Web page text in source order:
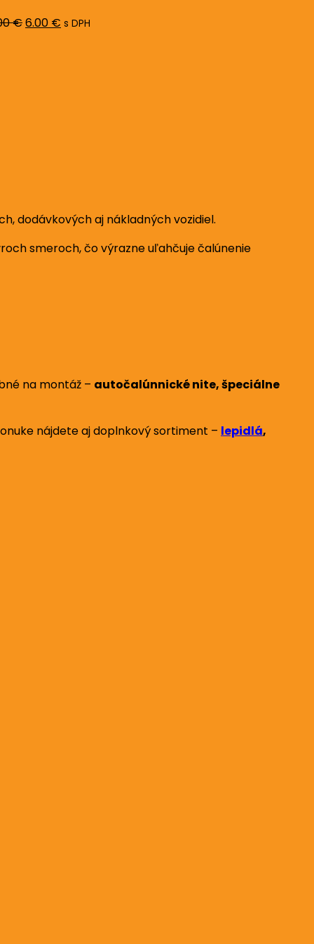
€8.00 €.
6.00 € 6.00 €.
s DPH
dodávkových aj nákladných vozidiel.
smeroch, čo výrazne uľahčuje čalúnenie
na montáž – autočalúnnické nite, špeciálne
nájdete aj doplnkový sortiment – lepidlá,